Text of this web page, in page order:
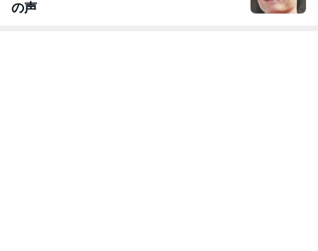
の声